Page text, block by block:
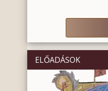
ELŐADÁSOK